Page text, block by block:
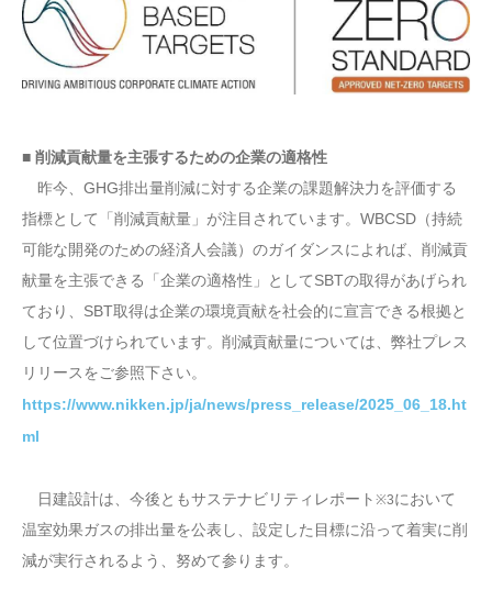
■ 削減貢献量を主張するための企業の適格性
昨今、GHG排出量削減に対する企業の課題解決力を評価する
指標として「削減貢献量」が注目されています。WBCSD（持続
可能な開発のための経済人会議）のガイダンスによれば、削減貢
献量を主張できる「企業の適格性」としてSBTの取得があげられ
ており、SBT取得は企業の環境貢献を社会的に宣言できる根拠と
して位置づけられています。削減貢献量については、弊社プレス
リリースをご参照下さい。
https://www.nikken.jp/ja/news/press_release/2025_06_18.ht
ml
日建設計は、今後ともサステナビリティレポート ※3において
温室効果ガスの排出量を公表し、設定した目標に沿って着実に削
減が実行されるよう、努めて参ります。